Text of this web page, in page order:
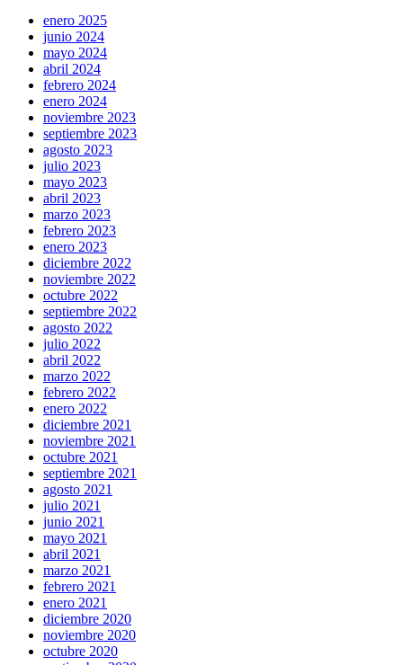
enero 2025
junio 2024
mayo 2024
abril 2024
febrero 2024
enero 2024
noviembre 2023
septiembre 2023
agosto 2023
julio 2023
mayo 2023
abril 2023
marzo 2023
febrero 2023
enero 2023
diciembre 2022
noviembre 2022
octubre 2022
septiembre 2022
agosto 2022
julio 2022
abril 2022
marzo 2022
febrero 2022
enero 2022
diciembre 2021
noviembre 2021
octubre 2021
septiembre 2021
agosto 2021
julio 2021
junio 2021
mayo 2021
abril 2021
marzo 2021
febrero 2021
enero 2021
diciembre 2020
noviembre 2020
octubre 2020